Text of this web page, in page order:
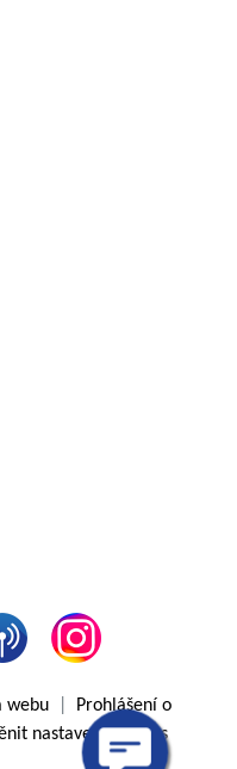
webu
Prohlášení o
nastavení cookies